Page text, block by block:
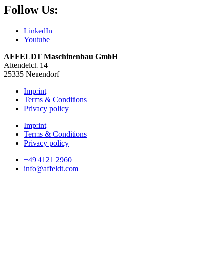
Follow Us:
LinkedIn
Youtube
AFFELDT Maschinenbau GmbH
Altendeich 14
25335 Neuendorf
Imprint
Terms & Conditions
Privacy policy
Imprint
Terms & Conditions
Privacy policy
+49 4121 2960
info@affeldt.com